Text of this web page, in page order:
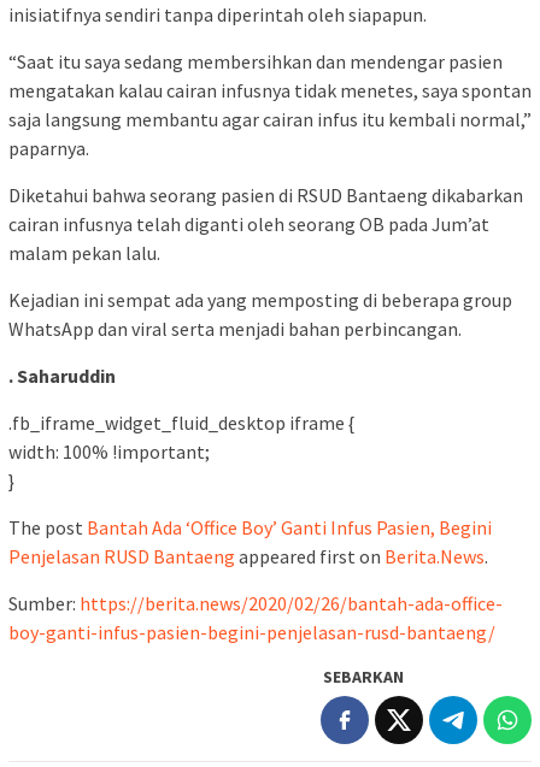
inisiatifnya sendiri tanpa diperintah oleh siapapun.
“Saat itu saya sedang membersihkan dan mendengar pasien
mengatakan kalau cairan infusnya tidak menetes, saya spontan
saja langsung membantu agar cairan infus itu kembali normal,”
paparnya.
Diketahui bahwa seorang pasien di RSUD Bantaeng dikabarkan
cairan infusnya telah diganti oleh seorang OB pada Jum’at
malam pekan lalu.
Kejadian ini sempat ada yang memposting di beberapa group
WhatsApp dan viral serta menjadi bahan perbincangan.
. Saharuddin
.fb_iframe_widget_fluid_desktop iframe {
width: 100% !important;
}
The post Bantah Ada ‘Office Boy’ Ganti Infus Pasien, Begini
Penjelasan RUSD Bantaeng appeared first on Berita.News.
Sumber: https://berita.news/2020/02/26/bantah-ada-office-
boy-ganti-infus-pasien-begini-penjelasan-rusd-bantaeng/
SEBARKAN